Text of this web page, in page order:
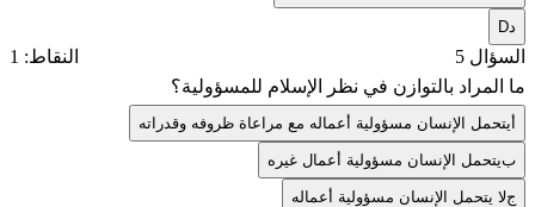
D
السؤال 5
النقاط: 1
ما المراد بالتوازن في نظر الإسلام للمسؤولية؟
يتحمل الإنسان مسؤولية أعماله مع مراعاة ظروفه وقدراته
بيتحمل الإنسان مسؤولية أعمال غيره
جلا يتحمل الإنسان مسؤولية أعماله